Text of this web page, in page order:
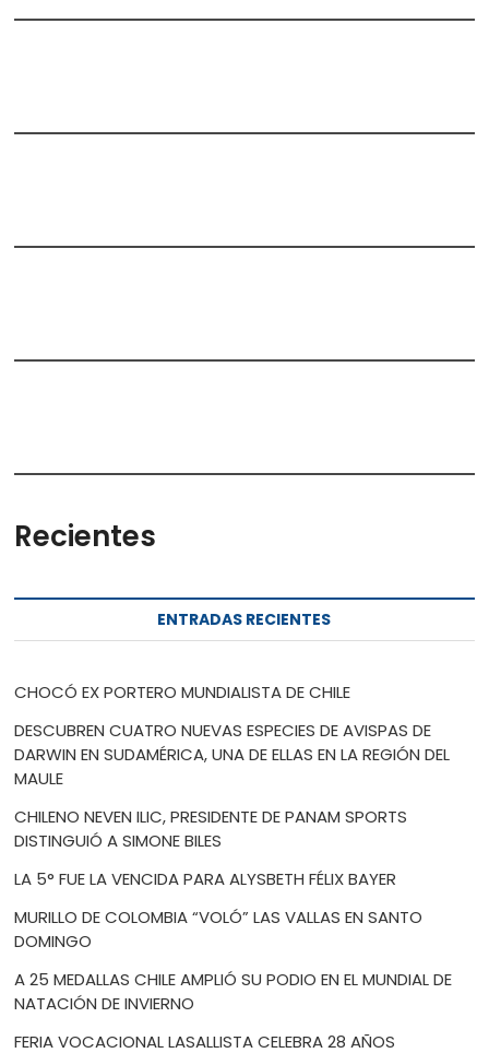
Recientes
ENTRADAS RECIENTES
CHOCÓ EX PORTERO MUNDIALISTA DE CHILE
DESCUBREN CUATRO NUEVAS ESPECIES DE AVISPAS DE
DARWIN EN SUDAMÉRICA, UNA DE ELLAS EN LA REGIÓN DEL
MAULE
CHILENO NEVEN ILIC, PRESIDENTE DE PANAM SPORTS
DISTINGUIÓ A SIMONE BILES
LA 5° FUE LA VENCIDA PARA ALYSBETH FÉLIX BAYER
MURILLO DE COLOMBIA “VOLÓ” LAS VALLAS EN SANTO
DOMINGO
A 25 MEDALLAS CHILE AMPLIÓ SU PODIO EN EL MUNDIAL DE
NATACIÓN DE INVIERNO
FERIA VOCACIONAL LASALLISTA CELEBRA 28 AÑOS